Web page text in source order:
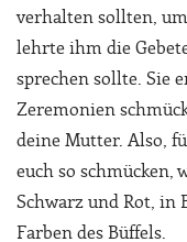
verhalten sollten,
lehrte ihm die
sprechen sollte. Sie
Zeremonien
deine Mutter. Also,
euch so schmücken,
Schwarz und Rot, in
Farben des Büffels.